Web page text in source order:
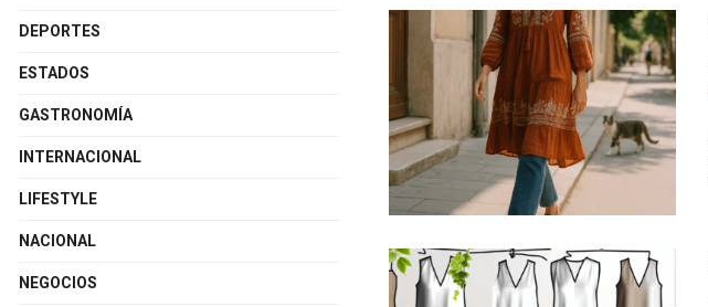
DEPORTES
ESTADOS
GASTRONOMÍA
INTERNACIONAL
LIFESTYLE
NACIONAL
NEGOCIOS